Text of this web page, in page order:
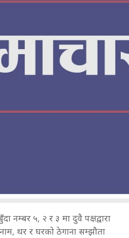
नम्बर ५, २ र ३ मा दुवै पक्षद्वारा
थर र घरको ठेगाना सम्झौता